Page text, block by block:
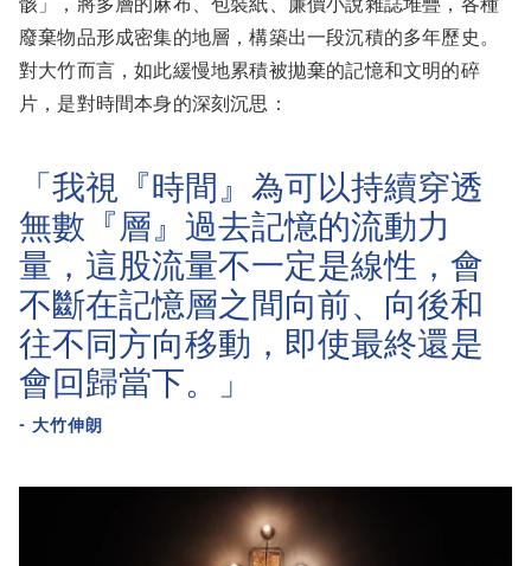
廢棄物品形成密集的地層，構築出一段沉積的多年歷史。
對大竹而言，如此緩慢地累積被拋棄的記憶和文明的碎
片，是對時間本身的深刻沉思：
「我視『時間』為可以持續穿透
無數『層』過去記憶的流動力
量，這股流量不一定是線性，會
不斷在記憶層之間向前、向後和
往不同方向移動，即使最終還是
會回歸當下。」
- 大竹伸朗